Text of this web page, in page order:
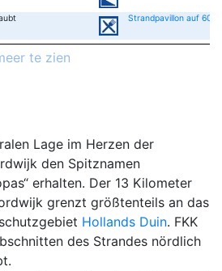
Strandpavillon auf 600
te zien
Lage im Herzen der
den Spitznamen
erhalten. Der 13 Kilometer
grenzt größtenteils an das
Hollands Duin. FKK
des Strandes nördlich